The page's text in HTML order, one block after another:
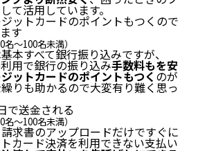
て活用しています。
ットカードのポイントもつくので
す
～100名未満）
本すべて銀行振り込みですが、
用で銀行の振り込み手数料もを安
ットカードのポイントもつく のが
りも助かるので大変有り難く思っ
で送金される
～100名未満）
求書のアップロードだけですぐに
カード決済を利用できない支払い